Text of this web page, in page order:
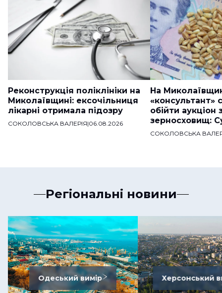
Реконструкція поліклініки на
Миколаївщині: ексочільниця
лікарні отримала підозру
СОКОЛОВСЬКА ВАЛЕРІЯ|06.08.2026
На
«консультант»
обійти аукціон
зерносховищ:
СОКОЛОВСЬКА
Регіональні новини
Одеський вимір Херсонський